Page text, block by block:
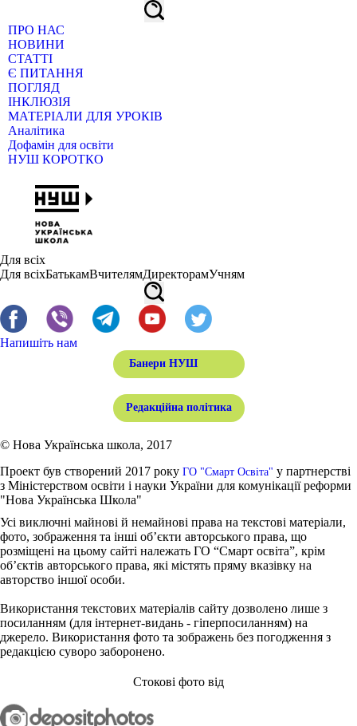
ПРО НАС
НОВИНИ
СТАТТІ
Є ПИТАННЯ
ПОГЛЯД
ІНКЛЮЗІЯ
МАТЕРІАЛИ ДЛЯ УРОКІВ
Аналітика
Дофамін для освіти
НУШ КОРОТКО
Для всіх
Для всіхБатькамВчителямДиректорамУчням
Напишіть нам
Банери НУШ
Редакційна політика
© Нова Українська школа, 2017
Проект був створений 2017 року ГО "Смарт Освіта" у партнерстві
з Міністерством освіти і науки України для комунікації реформи
"Нова Українська Школа"
Усі виключні майнові й немайнові права на текстові матеріали,
фото, зображення та інші об’єкти авторського права, що
розміщені на цьому сайті належать ГО “Смарт освіта”, крім
об’єктів авторського права, які містять пряму вказівку на
авторство іншої особи.
Використання текстових матеріалів сайту дозволено лише з
посиланням (для інтернет-видань - гіперпосиланням) на
джерело. Використання фото та зображень без погодження з
редакцією суворо заборонено.
Стокові фото від